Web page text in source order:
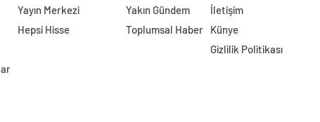
Yayın Merkezi
Hepsi Hisse
Yakın Gündem
Toplumsal Haber
İletişim
Künye
Gizlilik Politikası